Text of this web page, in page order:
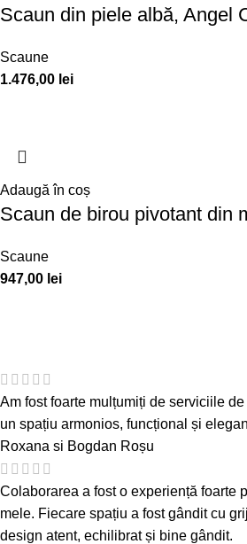
Scaun din piele albă, Angel
Scaune
1.476,00 lei
Adaugă în coș
Scaun de birou pivotant din
Scaune
947,00 lei
Am fost foarte mulțumiți de serviciile
un spațiu armonios, funcțional și
Roxana si Bogdan Roșu
Colaborarea a fost o experiență foarte
mele. Fiecare spațiu a fost gândit cu
design atent, echilibrat și bine gândit.